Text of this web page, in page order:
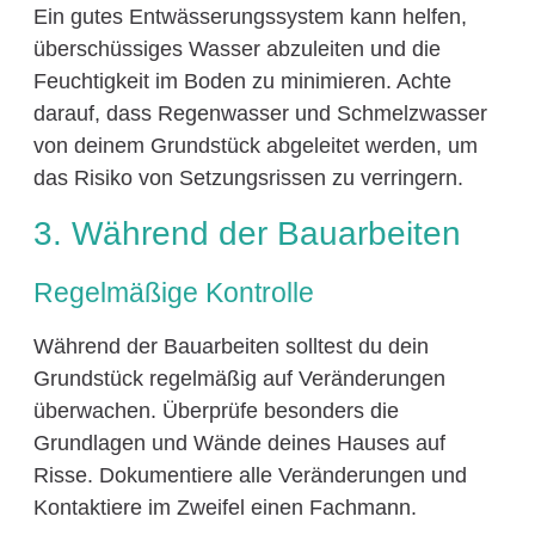
Ein gutes Entwässerungssystem kann helfen,
überschüssiges Wasser abzuleiten und die
Feuchtigkeit im Boden zu minimieren. Achte
darauf, dass Regenwasser und Schmelzwasser
von deinem Grundstück abgeleitet werden, um
das Risiko von Setzungsrissen zu verringern.
3. Während der Bauarbeiten
Regelmäßige Kontrolle
Während der Bauarbeiten solltest du dein
Grundstück regelmäßig auf Veränderungen
überwachen. Überprüfe besonders die
Grundlagen und Wände deines Hauses auf
Risse. Dokumentiere alle Veränderungen und
Kontaktiere im Zweifel einen Fachmann.